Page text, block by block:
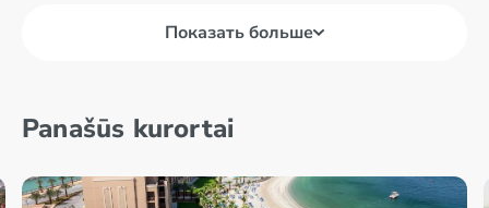
Показать больше
Panašūs kurortai